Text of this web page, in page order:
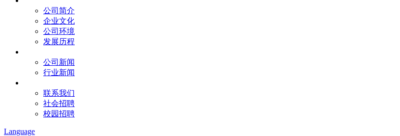
公司简介
企业文化
公司环境
发展历程
公司新闻
行业新闻
联系我们
社会招聘
校园招聘
Language